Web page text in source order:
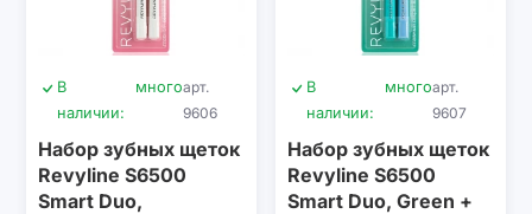
В
наличии:
многоарт.
9606
Набор зубных щеток
Revyline S6500
Smart Duo,
В
наличии:
многоарт.
9607
Набор зубных щеток
Revyline S6500
Smart Duo, Green +